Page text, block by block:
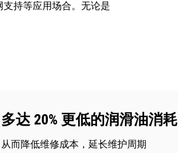
持等应用场合。无论是
多达 20% 更低的润滑油消耗
从而降低维修成本，延长维护周期